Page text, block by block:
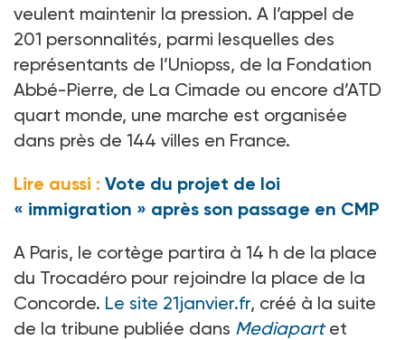
veulent maintenir la pression. A l’appel de
201 personnalités, parmi lesquelles des
représentants de l’Uniopss, de la Fondation
Abbé-Pierre, de La Cimade ou encore d’ATD
quart monde, une marche est organisée
dans près de 144 villes en France.
Lire aussi : Vote du projet de loi
« immigration » après son passage en CMP
A Paris, le cortège partira à 14 h de la place
du Trocadéro pour rejoindre la place de la
Concorde. Le site 21janvier.fr, créé à la suite
de la tribune publiée dans Mediapartet